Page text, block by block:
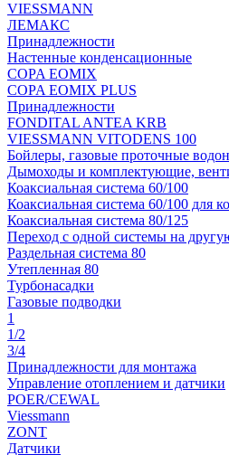
VIESSMANN
ЛЕМАКС
Принадлежности
Настенные конденсационные
COPA EOMIX
COPA EOMIX PLUS
Принадлежности
FONDITAL ANTEA KRB
VIESSMANN VITODENS 100
Бойлеры, газовые проточные
Дымоходы и комплектующие,
Коаксиальная система 60/100
Коаксиальная система 60/100 для
Коаксиальная система 80/125
Переход с одной системы на
Раздельная система 80
Утепленная 80
Турбонасадки
Газовые подводки
1
1/2
3/4
Принадлежности для монтажа
Управление отоплением и датчики
POER/CEWAL
Viessmann
ZONT
Датчики